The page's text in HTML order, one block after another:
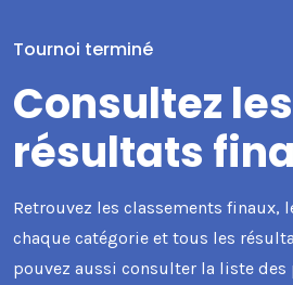
Tournoi terminé
Consultez les
résultats
Retrouvez les classements finaux,
chaque catégorie et tous les
pouvez aussi consulter la liste